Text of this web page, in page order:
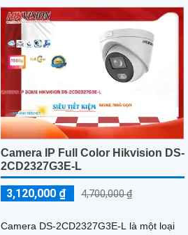
Camera IP Full Color Hikvision DS-
2CD2327G3E-L
3,120,000 ₫ 4,700,000 ₫
Camera DS-2CD2327G3E-L là một loại